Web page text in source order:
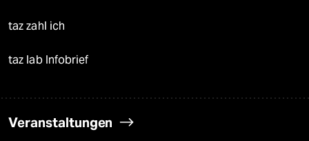
taz zahl ich
taz lab Infobrief
Veranstaltungen